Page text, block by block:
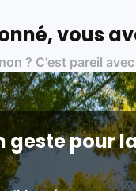
à 100 points de
(bonus réparation)
vous
? C'est pareil
geste pour